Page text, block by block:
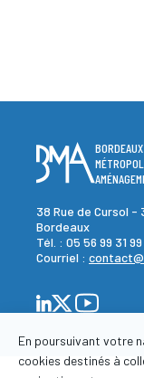
BORDEAUX
38 Rue de Cursol -
Bordeaux
Tél. : 05 56 99 31 99
Courriel :
En poursuivant votre
cookies destinés à